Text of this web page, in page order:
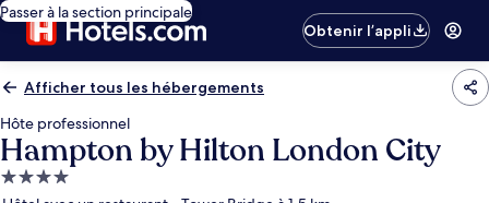
Passer à la section principale
Obtenir l’appli
Afficher tous les hébergements
Hôte professionnel
Hampton by Hilton London City
Hébergement